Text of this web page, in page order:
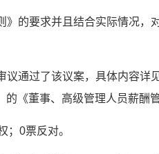
》的要求并且结合实际情况，
议通过了该议案，具体内容详
的《董事、高级管理人员薪酬
；0票反对。